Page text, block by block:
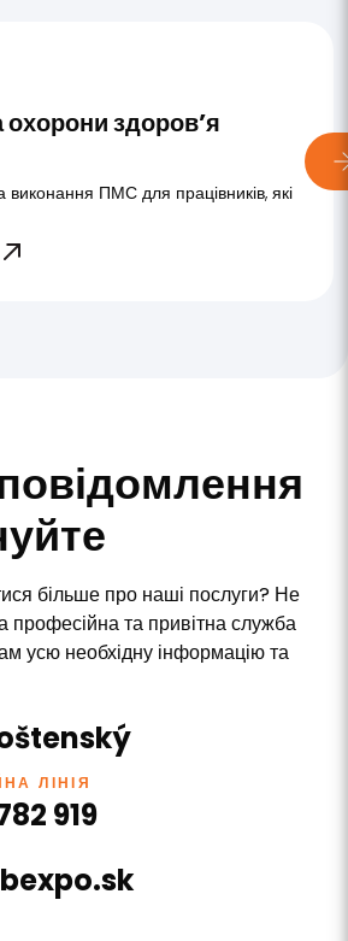
здоров’я
ПМС для працівників, які
більше про наші послуги? Не
та привітна служба
усю необхідну інформацію та
ЛІНІЯ
919